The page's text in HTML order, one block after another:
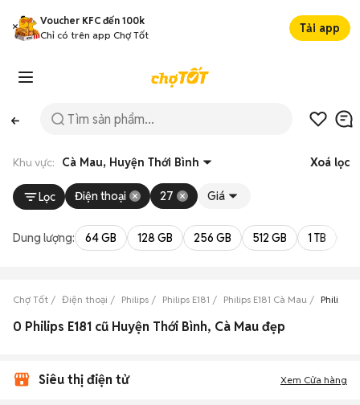
Voucher KFC đến 100k
Chỉ có trên app Chợ Tốt
Tải app
Khu vực: Cà Mau, Huyện Thới Bình Xoá lọc
Lọc Điện thoại 27 Giá
Dung lượng: 64 GB 128 GB 256 GB 512 GB 1 TB
Chợ Tốt Điện thoại Philips Philips E181 Philips E181 Cà Mau Philips
0 Philips E181 cũ Huyện Thới Bình, Cà Mau đẹp
Siêu thị điện tử Xem Cửa hàng